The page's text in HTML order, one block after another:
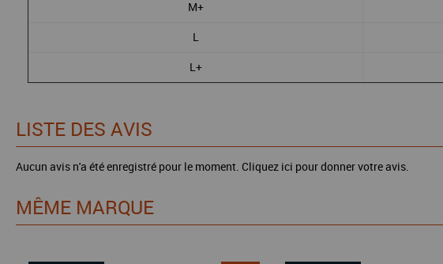
M+
L
L+
LISTE DES AVIS
Aucun avis n'a été enregistré pour le moment. Cliquez ici pour donner votre avis.
MÊME MARQUE